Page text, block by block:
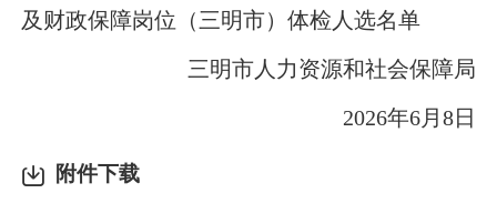
及财政保障岗位（三明市）体检人选名单
三明市人力资源和社会保障局
2026年6月8日
附件下载